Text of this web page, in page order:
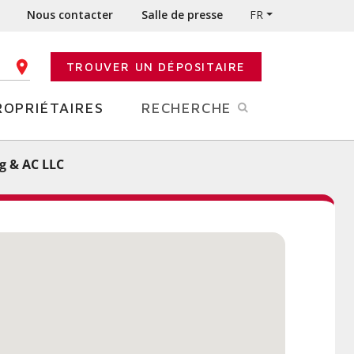
Nous contacter Salle de presse FR
CODE POSTALTROUVER UN DÉPOSITAIRE
RECHERCHE
& AC LLC